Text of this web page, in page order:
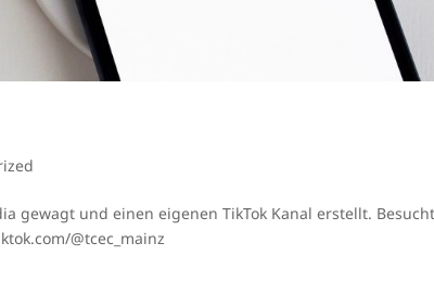
gewagt und einen eigenen TikTok Kanal erstellt. Besucht
@tcec_mainz